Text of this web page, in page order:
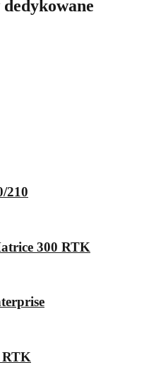
210
300 RTK